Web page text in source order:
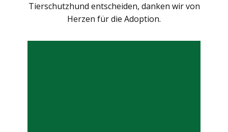
Tierschutzhund entscheiden, danken wir von
Herzen für die Adoption.